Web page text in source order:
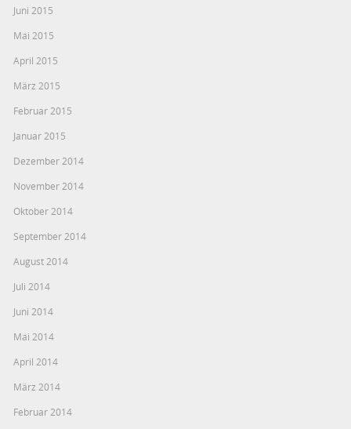
Juni 2015
Mai 2015
April 2015
März 2015
Februar 2015
Januar 2015
Dezember 2014
November 2014
Oktober 2014
September 2014
August 2014
Juli 2014
Juni 2014
Mai 2014
April 2014
März 2014
Februar 2014